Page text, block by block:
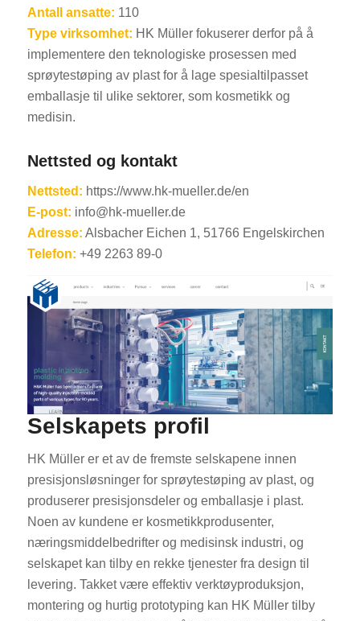
Antall ansatte: 110
Type virksomhet: HK Müller fokuserer derfor på å
implementere den teknologiske prosessen med
sprøytestøping av plast for å lage spesialtilpasset
emballasje til ulike sektorer, som kosmetikk og
medisin.
Nettsted og kontakt
Nettsted: https://www.hk-mueller.de/en
E-post: info@hk-mueller.de
Adresse: Alsbacher Eichen 1, 51766 Engelskirchen
Telefon: +49 2263 89-0
Selskapets profil
HK Müller er et av de fremste selskapene innen
presisjonsløsninger for sprøytestøping av plast, og
produserer presisjonsdeler og emballasje i plast.
Noen av kundene er kosmetikkprodusenter,
næringsmiddelbedrifter og medisinsk industri, og
selskapet kan tilby en rekke tjenester fra design til
levering. Takket være effektiv verktøyproduksjon,
montering og hurtig prototyping kan HK Müller tilby